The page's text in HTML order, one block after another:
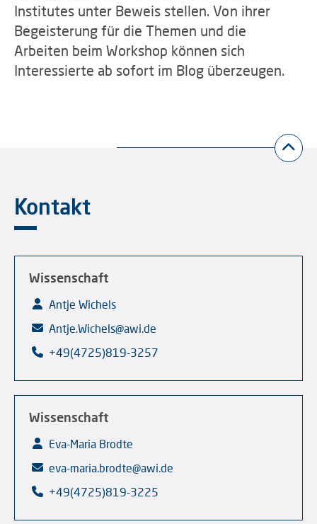
Institutes unter Beweis stellen. Von ihrer
Begeisterung für die Themen und die
Arbeiten beim Workshop können sich
Interessierte ab sofort im Blog überzeugen.
Kontakt
Wissenschaft
Antje Wichels
Antje.Wichels@awi.de
+49(4725)819-3257
Wissenschaft
Eva-Maria Brodte
eva-maria.brodte@awi.de
+49(4725)819-3225